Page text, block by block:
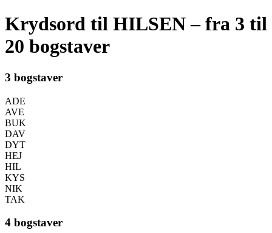
Krydsord til HILSEN – fra 3 til
20 bogstaver
3 bogstaver
ADE
AVE
BUK
DAV
DYT
HEJ
HIL
KYS
NIK
TAK
4 bogstaver